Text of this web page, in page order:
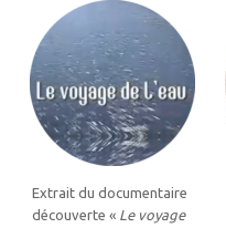
Extrait du documentaire
découverte « Le voyage